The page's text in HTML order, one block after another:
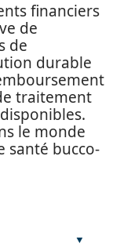
financiers
de
de
durable
traitement
le monde
santé bucco-